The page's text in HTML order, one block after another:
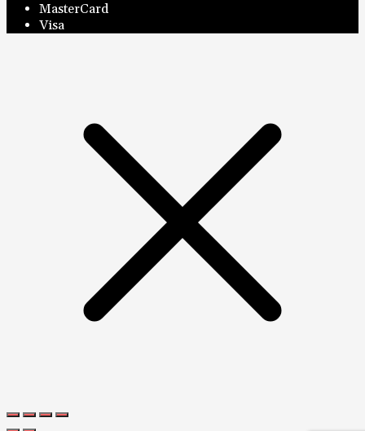
MasterCard
Visa